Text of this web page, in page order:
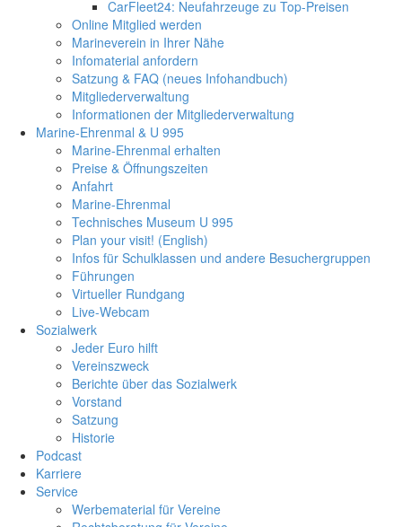
CarFleet24: Neufahrzeuge zu Top-Preisen
Online Mitglied werden
Marineverein in Ihrer Nähe
Infomaterial anfordern
Satzung & FAQ (neues Infohandbuch)
Mitgliederverwaltung
Informationen der Mitgliederverwaltung
Marine-Ehrenmal & U 995
Marine-Ehrenmal erhalten
Preise & Öffnungszeiten
Anfahrt
Marine-Ehrenmal
Technisches Museum U 995
Plan your visit! (English)
Infos für Schulklassen und andere Besuchergruppen
Führungen
Virtueller Rundgang
Live-Webcam
Sozialwerk
Jeder Euro hilft
Vereinszweck
Berichte über das Sozialwerk
Vorstand
Satzung
Historie
Podcast
Karriere
Service
Werbematerial für Vereine